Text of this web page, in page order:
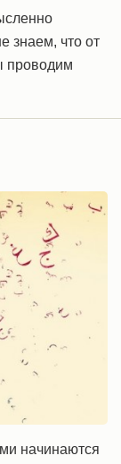
знаем, что от
проводим
начинаются